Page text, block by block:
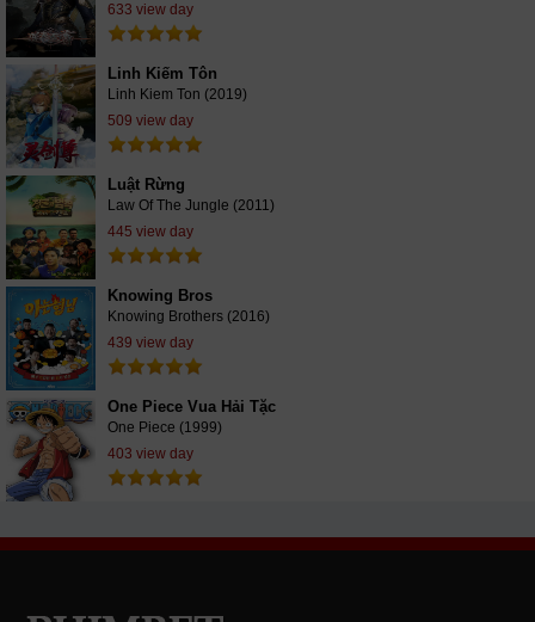
633 view day
Linh Kiếm Tôn
Linh Kiem Ton (2019)
509 view day
Luật Rừng
Law Of The Jungle (2011)
445 view day
Knowing Bros
Knowing Brothers (2016)
439 view day
One Piece Vua Hải Tặc
One Piece (1999)
403 view day